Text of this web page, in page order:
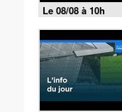
Le 08/08 à 10h